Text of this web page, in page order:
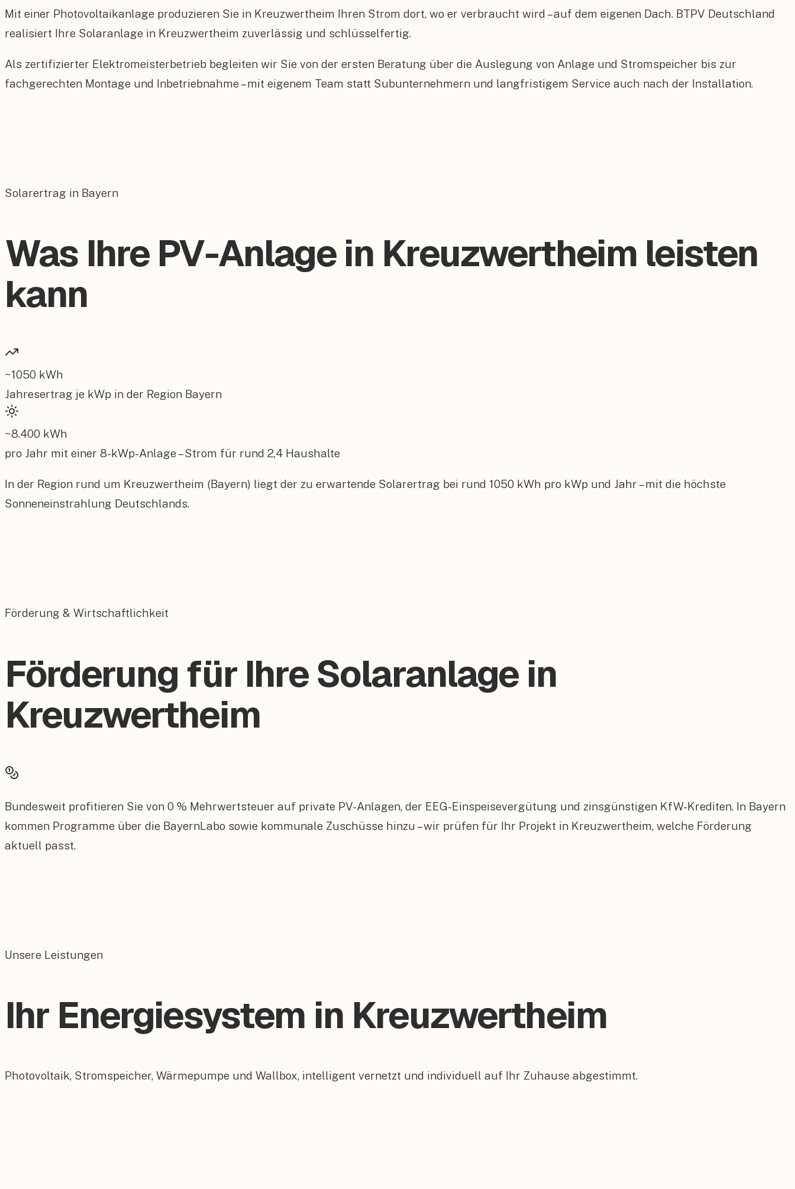
Mit einer Photovoltaikanlage produzieren Sie in Kreuzwertheim Ihren Strom dort, wo er verbraucht wird – auf dem eigenen Dach. BTPV Deutschland
realisiert Ihre Solaranlage in Kreuzwertheim zuverlässig und schlüsselfertig.
Als zertifizierter Elektromeisterbetrieb begleiten wir Sie von der ersten Beratung über die Auslegung von Anlage und Stromspeicher bis zur
fachgerechten Montage und Inbetriebnahme – mit eigenem Team statt Subunternehmern und langfristigem Service auch nach der Installation.
Solarertrag in Bayern
Was Ihre PV-Anlage in Kreuzwertheim leisten
kann
~1050 kWh
Jahresertrag je kWp in der Region Bayern
~8.400 kWh
pro Jahr mit einer 8-kWp-Anlage – Strom für rund 2,4 Haushalte
In der Region rund um Kreuzwertheim (Bayern) liegt der zu erwartende Solarertrag bei rund 1050 kWh pro kWp und Jahr – mit die höchste
Sonneneinstrahlung Deutschlands.
Förderung & Wirtschaftlichkeit
Förderung für Ihre Solaranlage in
Kreuzwertheim
Bundesweit profitieren Sie von 0 % Mehrwertsteuer auf private PV-Anlagen, der EEG-Einspeisevergütung und zinsgünstigen KfW-Krediten. In Bayern
kommen Programme über die BayernLabo sowie kommunale Zuschüsse hinzu – wir prüfen für Ihr Projekt in Kreuzwertheim, welche Förderung
aktuell passt.
Unsere Leistungen
Ihr Energiesystem in Kreuzwertheim
Photovoltaik, Stromspeicher, Wärmepumpe und Wallbox, intelligent vernetzt und individuell auf Ihr Zuhause abgestimmt.